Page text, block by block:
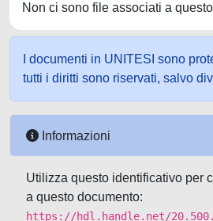
Non ci sono file associati a
I documenti in UNITESI sono
tutti i diritti sono riservati, salvo
Informazioni
Utilizza questo identificativo per
a questo documento:
https://hdl.handle.net/